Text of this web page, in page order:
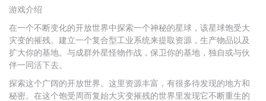
游戏介绍
在一个不断变化的开放世界中探索一个神秘的星球，该星球饱受大
灾变的摧残。建立一个复合型工业系统来提取资源，生产物品以及
扩大你的基地。与成群外星怪物作战，保卫你的基地，独自或与伙
伴一同活下去。
探索这个广阔的开放世界。这里资源丰富，有很多待发现的地方和
秘密。在这个饱受周而复始大灾变摧残的世界里发现它不断重生的